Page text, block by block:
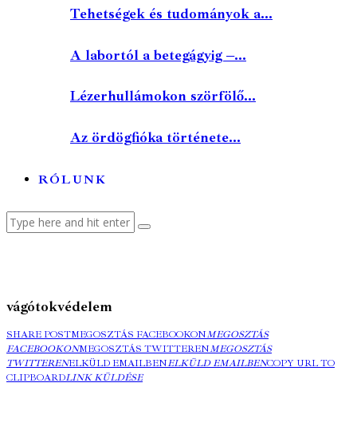
Tehetségek és tudományok a...
A labortól a betegágyig –...
Lézerhullámokon szörfölő...
Az ördögfióka története...
RÓLUNK
vágótokvédelem
SHARE POSTMEGOSZTÁS FACEBOOKONMEGOSZTÁS
FACEBOOKONMEGOSZTÁS TWITTERENMEGOSZTÁS
TWITTERENELKÜLD EMAILBENELKÜLD EMAILBENCOPY URL TO
CLIPBOARDLINK KÜLDÉSE